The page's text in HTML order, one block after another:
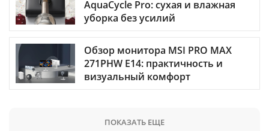
AquaCycle Pro: сухая и влажная
уборка без усилий
Обзор монитора MSI PRO MAX
271PHW E14: практичность и
визуальный комфорт
ПОКАЗАТЬ ЕЩЕ